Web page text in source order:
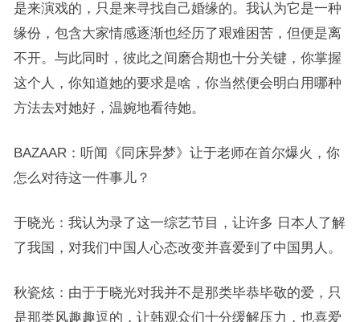
是来演戏的，只是来寻找自己婚缘的。我认为它是一种
缘份，包含大家情感逐渐也经历了艰难困苦，但便是离
不开。与此同时，彼此之间磨合期也十分关键，你掌握
这个人，你知道她的要求是啥，你当然便会明白用哪种
方法去对她好，温婉地看待她。
BAZAAR：听闻《同床异梦》让于老师在首尔爆火，你
怎么对待这一件事儿？
于晓光：我认为录了这一综艺节目，让许多 日本人了解
了我国，对我们中国人心态改变并喜爱到了中国男人。
秋瓷炫：由于于晓光对我并不是那类毕恭毕敬的爱，只
是那类风趣趣逗的，让韩观众们十分缓解压力，也喜爱